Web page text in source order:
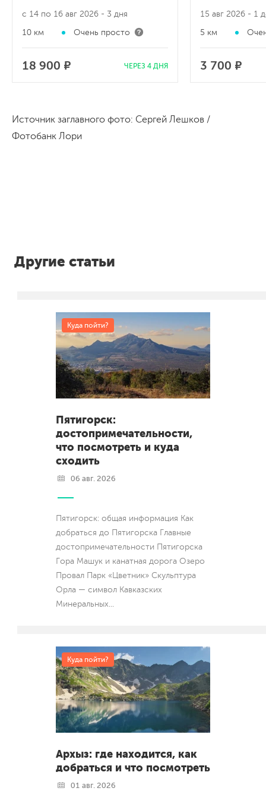
с 14 по 16 авг 2026 - 3 дня
10 км Очень просто
18 900 ₽ ЧЕРЕЗ 4 ДНЯ
15 авг 2026 - 1
5 км
3 700 ₽
Источник заглавного фото: Сергей Лешков /
Фотобанк Лори
Другие статьи
Куда пойти?
Пятигорск:
достопримечательности,
что посмотреть и куда
сходить
06 авг. 2026
Пятигорск: общая информация Как
добраться до Пятигорска Главные
достопримечательности Пятигорска
Гора Машук и канатная дорога Озеро
Провал Парк «Цветник» Скульптура
Орла — символ Кавказских
Минеральных...
Куда пойти?
Архыз: где находится, как
добраться и что посмотреть
01 авг. 2026